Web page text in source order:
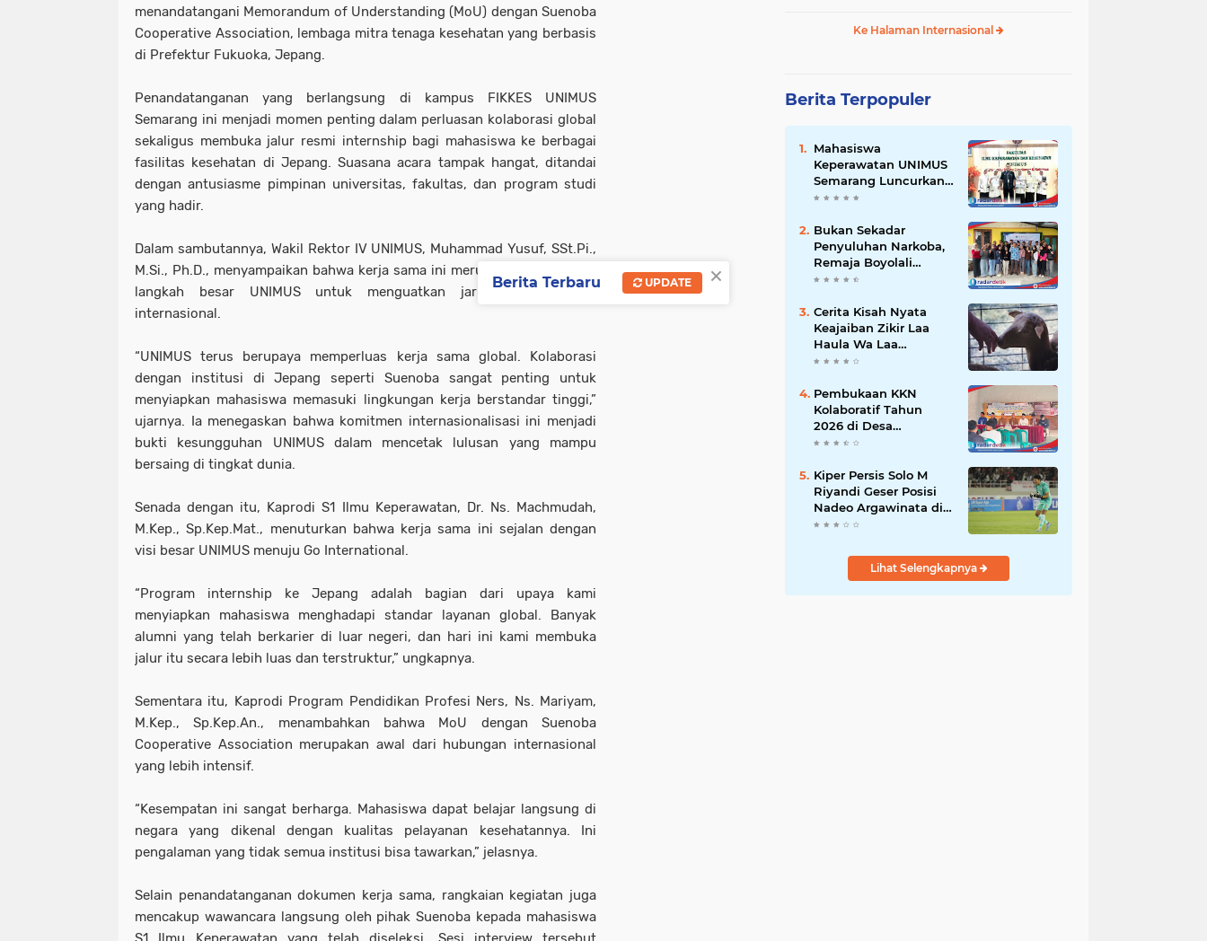
menandatangani Memorandum of Understanding (MoU) dengan Suenoba
Cooperative Association, lembaga mitra tenaga kesehatan yang berbasis
di Prefektur Fukuoka, Jepang.
Penandatanganan yang berlangsung di kampus FIKKES UNIMUS
Semarang ini menjadi momen penting dalam perluasan kolaborasi global
sekaligus membuka jalur resmi internship bagi mahasiswa ke berbagai
fasilitas kesehatan di Jepang. Suasana acara tampak hangat, ditandai
dengan antusiasme pimpinan universitas, fakultas, dan program studi
yang hadir.
Dalam sambutannya, Wakil Rektor IV UNIMUS, Muhammad Yusuf, SSt.Pi.,
M.Si., Ph.D., menyampaikan bahwa kerja sama ini merupakan bagian dari
langkah besar UNIMUS untuk menguatkan jaringan pendidikan
internasional.
“UNIMUS terus berupaya memperluas kerja sama global. Kolaborasi
dengan institusi di Jepang seperti Suenoba sangat penting untuk
menyiapkan mahasiswa memasuki lingkungan kerja berstandar tinggi,”
ujarnya. Ia menegaskan bahwa komitmen internasionalisasi ini menjadi
bukti kesungguhan UNIMUS dalam mencetak lulusan yang mampu
bersaing di tingkat dunia.
Senada dengan itu, Kaprodi S1 Ilmu Keperawatan, Dr. Ns. Machmudah,
M.Kep., Sp.Kep.Mat., menuturkan bahwa kerja sama ini sejalan dengan
visi besar UNIMUS menuju Go International.
“Program internship ke Jepang adalah bagian dari upaya kami
menyiapkan mahasiswa menghadapi standar layanan global. Banyak
alumni yang telah berkarier di luar negeri, dan hari ini kami membuka
jalur itu secara lebih luas dan terstruktur,” ungkapnya.
Sementara itu, Kaprodi Program Pendidikan Profesi Ners, Ns. Mariyam,
M.Kep., Sp.Kep.An., menambahkan bahwa MoU dengan Suenoba
Cooperative Association merupakan awal dari hubungan internasional
yang lebih intensif.
“Kesempatan ini sangat berharga. Mahasiswa dapat belajar langsung di
negara yang dikenal dengan kualitas pelayanan kesehatannya. Ini
pengalaman yang tidak semua institusi bisa tawarkan,” jelasnya.
Selain penandatanganan dokumen kerja sama, rangkaian kegiatan juga
mencakup wawancara langsung oleh pihak Suenoba kepada mahasiswa
Ke Halaman Internasional
Berita Terpopuler
Mahasiswa
Keperawatan UNIMUS
Semarang Luncurkan
SLEEP-7, Model
Hibrida Berbasis Riset
untuk Tingkatkan
Kualitas Tidur Pasien
Hipertensi
Bukan Sekadar
Penyuluhan Narkoba,
Remaja Boyolali
Dilatih Menjadi
Aman bagi Temannya
Cerita Kisah Nyata
Keajaiban Zikir Laa
Haula Wa Laa
Quwwata Illa Billah,
Membawa Ratusan
Kambing
Pembukaan KKN
Kolaboratif Tahun
2026 di Desa
Bantaragung: Wujud
Tinggi dalam
Pemberdayaan
Masyarakat
Kiper Persis Solo M
Riyandi Geser Posisi
Nadeo Argawinata di
Sektor Penjaga
Indonesia
Lihat Selengkapnya
×
Berita Terbaru UPDATE